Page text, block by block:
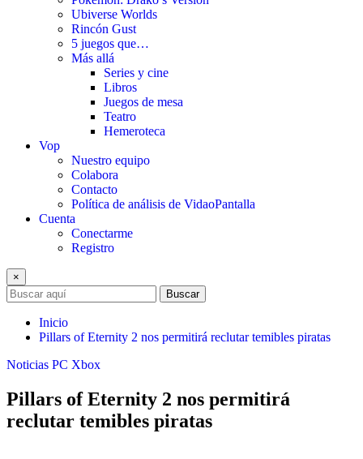
Ubiverse Worlds
Rincón Gust
5 juegos que…
Más allá
Series y cine
Libros
Juegos de mesa
Teatro
Hemeroteca
Vop
Nuestro equipo
Colabora
Contacto
Política de análisis de VidaoPantalla
Cuenta
Conectarme
Registro
×
Buscar
Inicio
Pillars of Eternity 2 nos permitirá reclutar temibles piratas
Noticias PC Xbox
Pillars of Eternity 2 nos permitirá
reclutar temibles piratas